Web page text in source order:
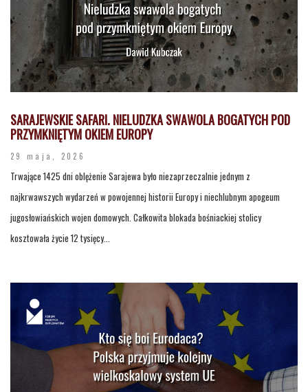
SARAJEWSKIE SAFARI. NIELUDZKA SWAWOLA BOGATYCH POD
PRZYMKNIĘTYM OKIEM EUROPY
29 maja, 2026
Trwające 1425 dni oblężenie Sarajewa było niezaprzeczalnie jednym z
najkrwawszych wydarzeń w powojennej historii Europy i niechlubnym apogeum
jugosłowiańskich wojen domowych. Całkowita blokada bośniackiej stolicy
kosztowała życie 12 tysięcy...